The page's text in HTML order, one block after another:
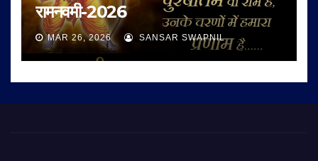
रामनवमी-2026
MAR 26, 2026 SANSAR SWAPNIL